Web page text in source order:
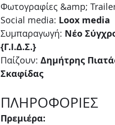
Φωτογραφίες &amp;
Social media: Loox media
Συμπαραγωγή: Νέο
{Γ.Ι.Δ.Σ.}
Παίζουν: Δημήτρης
Σκαφίδας
ΠΛΗΡΟΦΟΡΙΕΣ
Πρεμιέρα: